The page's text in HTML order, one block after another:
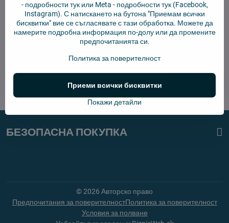
Бюлетин
Абонирай се за нашия бюлетин:
БЕЗОПАСНА ПОКУПКА
©2026 Авторско право
Предпочитания за поверителностПолитика за поверителност
Условия за полване
- подробности тукили Meta - подробности тук(Facebook,
Instagram). С натискането на бутона "Приемам всички
бисквитки" вие се съгласявате с тази обработка. Можете да
намерите подробна информация по-долу или да промените
предпочитанията си.
Политика за поверителност
Покажи детайли
Приеми всички бисквитки